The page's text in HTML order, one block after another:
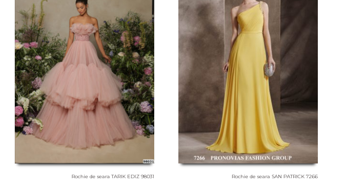
Rochie de seara TARIK EDIZ 98031 Rochie de seara SAN PATRICK 7266